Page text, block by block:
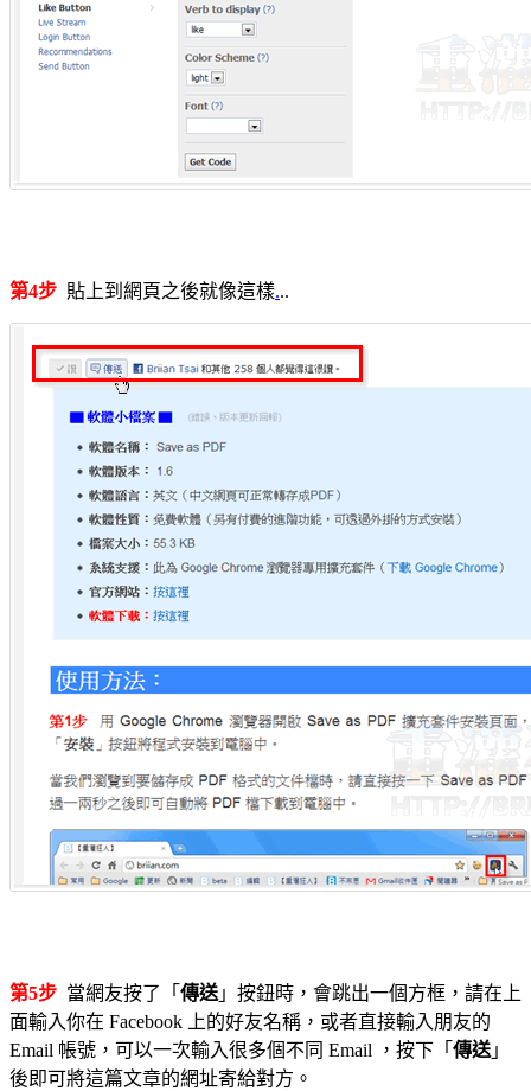
第4步 貼上到網頁之後就像這樣...
第5步 當網友按了「 傳送 」按鈕時，會跳出一個方框，請在上
面輸入你在 Facebook 上的好友名稱，或者直接輸入朋友的
Email 帳號，可以一次輸入很多個不同 Email ，按下「 傳送 」
後即可將這篇文章的網址寄給對方。